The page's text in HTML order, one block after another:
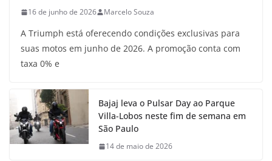
16 de junho de 2026 Marcelo Souza
A Triumph está oferecendo condições exclusivas para
suas motos em junho de 2026. A promoção conta com
taxa 0% e
Bajaj leva o Pulsar Day ao Parque
Villa-Lobos neste fim de semana em
São Paulo
14 de maio de 2026